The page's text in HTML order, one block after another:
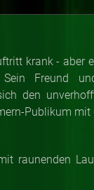
krank - aber
Freund
den
Publikum
raunenden